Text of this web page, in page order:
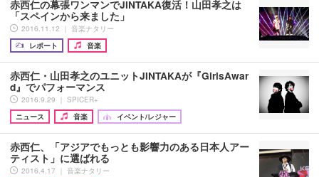
赤西仁の幕張ワンマンでJINTAKA復活！山田孝之は
「スペインから来ました」
2016.11.12 ｜ 音楽ナタリー
レポート
音楽
赤西仁・山田孝之のユニットJINTAKAが『GirlsAwar
d』でパフォーマンス
2016.9.29 ｜ SPICER+
ニュース
音楽 イベント/レジャー
赤西仁、「アジアでもっとも影響力のある日本人アー
ティスト」に選ばれる
2016.4.17 ｜ 音楽ナタリー